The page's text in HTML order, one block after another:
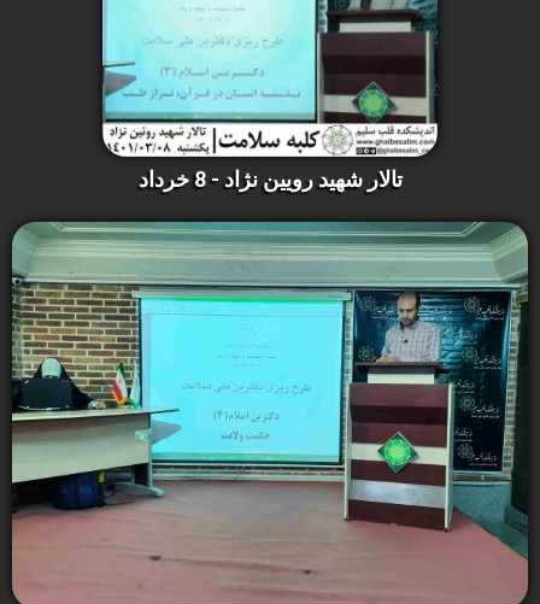
تالار شهید رویین نژاد - 8 خرداد